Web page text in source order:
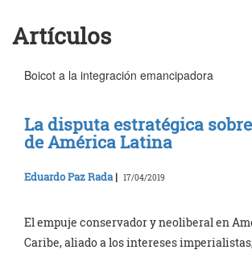
Artículos
Boicot a la integración emancipadora
La disputa estratégica
de América Latina
Eduardo Paz Rada | 17/04/2019
El empuje conservador y neoliberal en
Caribe, aliado a los intereses